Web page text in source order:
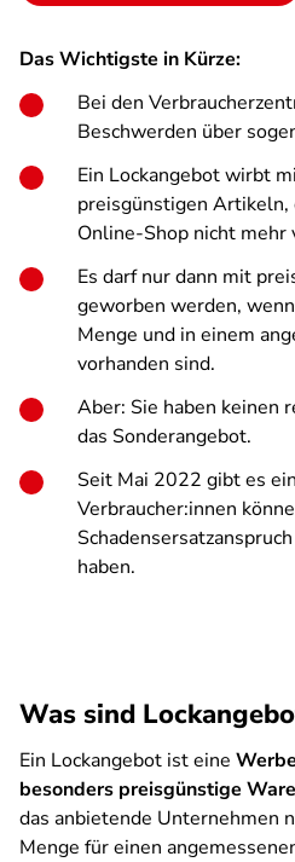
Das Wichtigste in Kürze:
Bei den
Beschwerden über
Ein Lockangebot wirbt
preisgünstigen Artikeln,
Online-Shop nicht mehr
Es darf nur dann mit
geworben werden,
Menge und in einem
vorhanden sind.
Aber: Sie haben keinen
das Sonderangebot.
Seit Mai 2022 gibt es
Verbraucher:innen
haben.
Was sind
Ein Lockangebot ist eine
besonders preisgünstige Ware
das anbietende Unternehmen
Menge für einen